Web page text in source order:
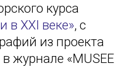
курса
XXI веке», с
из проекта
журнале «MUSEE